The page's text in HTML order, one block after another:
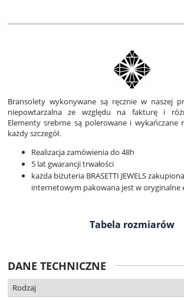
Bransolety wykonywane są ręcznie w naszej
niepowtarzalna ze względu na fakturę i
Elementy srebrne są polerowane i wykańczane
każdy szczegół.
Realizacja zamówienia do 48h
5 lat gwarancji trwałości
każda biżuteria BRASETTI JEWELS
internetowym pakowana jest w oryginalne
Tabela rozmiarów
DANE TECHNICZNE
Rodzaj